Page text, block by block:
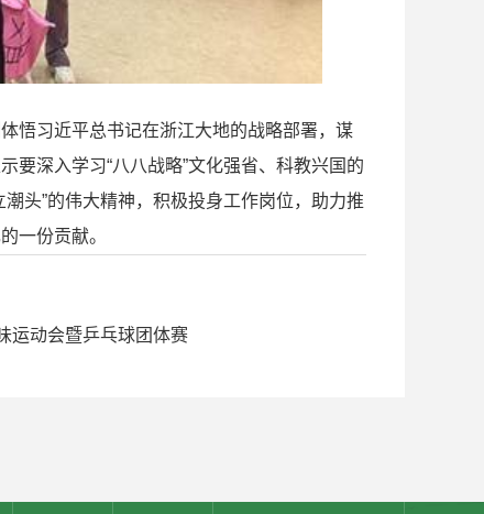
悟习近平总书记在浙江大地的战略部署，谋
要深入学习“八八战略”文化强省、科教兴国的
头”的伟大精神，积极投身工作岗位，助力推
一份贡献。
运动会暨乒乓球团体赛